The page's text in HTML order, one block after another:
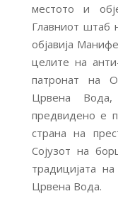
местото и
Главниот
објавија
целите на
патронат на
Црвена
предвидено е
страна на
Сојузот на
традицијата
Црвена Вода.